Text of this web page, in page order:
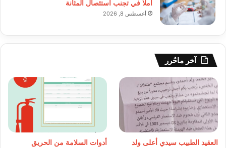
أملا في تجنب استئصال المثانة
أغسطس 8, 2026
آخر ماحُرر
العقيد الطبيب سيدي أعلى ولد
أدوات السلامة من الحريق